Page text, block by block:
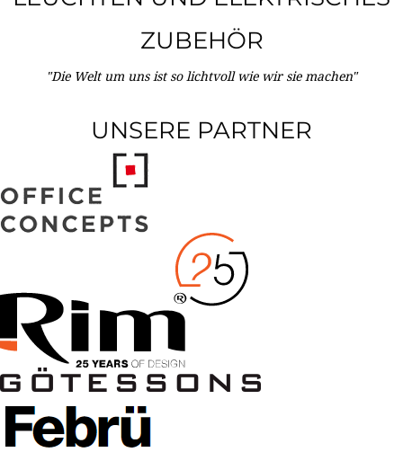
ZUBEHÖR
"Die Welt um uns ist so lichtvoll wie wir sie machen"
UNSERE PARTNER